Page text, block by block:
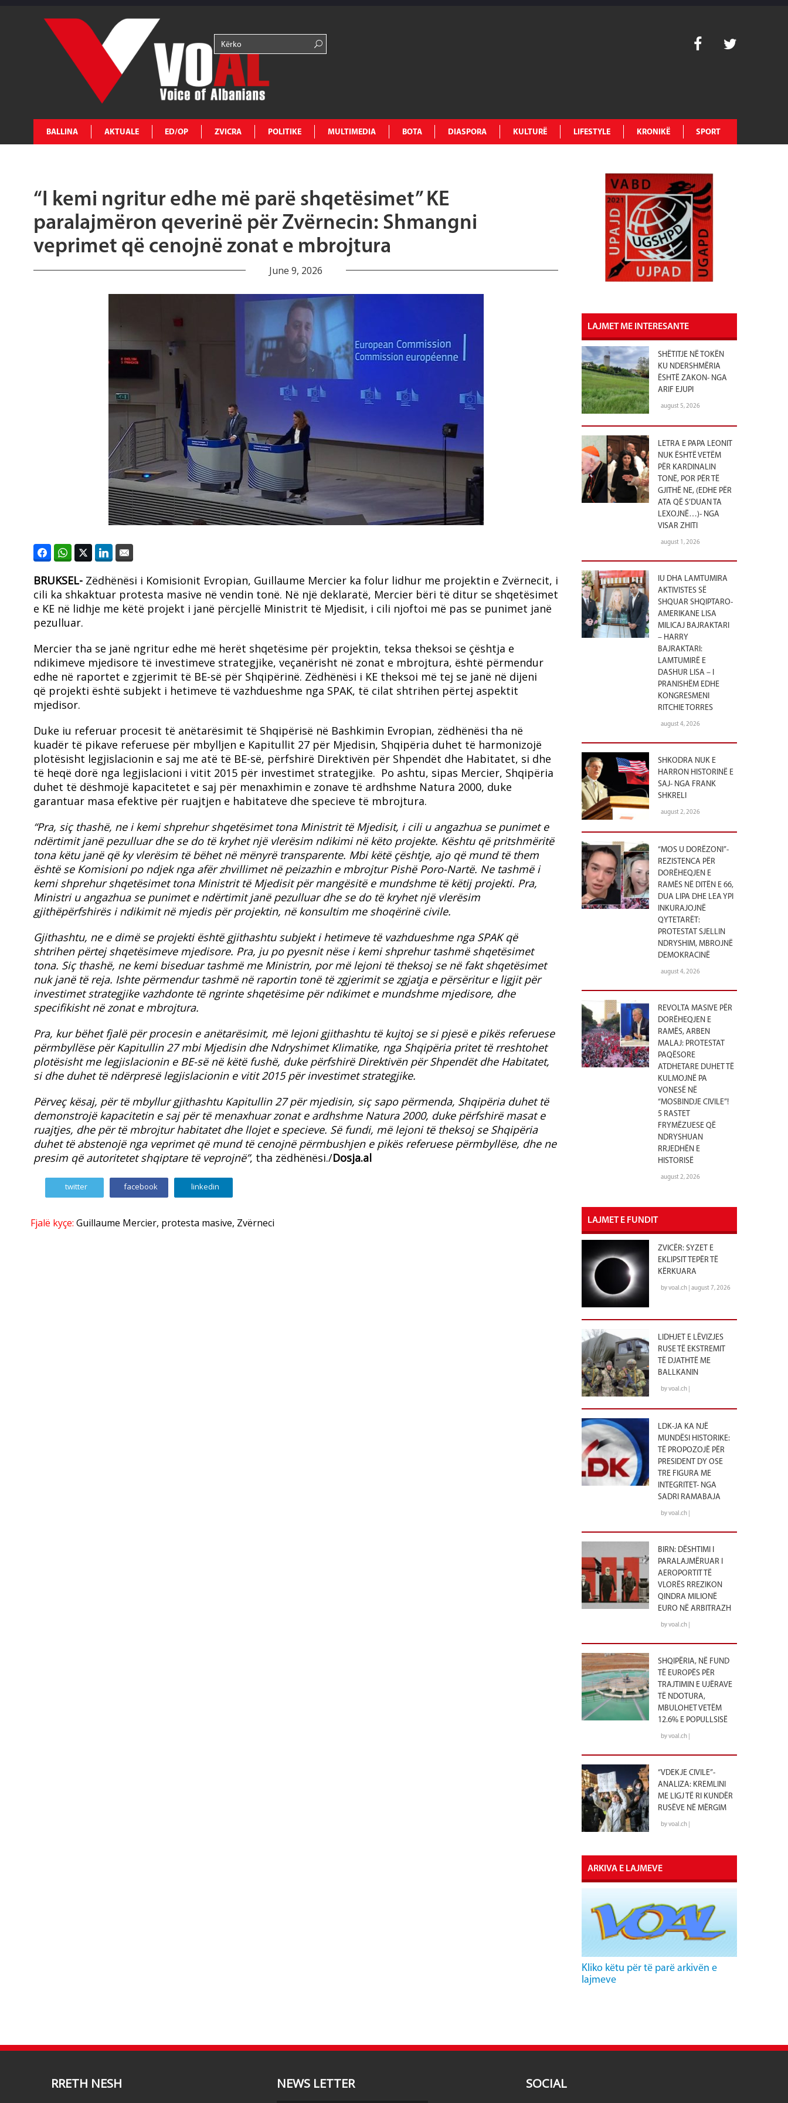
BALLINA AKTUALE ED/OP ZVICRA POLITIKE MULTIMEDIA BOTA DIASPORA KULTURË LIFESTYLE KRONIKË SPORT
“I kemi ngritur edhe më parë shqetësimet” KE
paralajmëron qeverinë për Zvërnecin: Shmangni
veprimet që cenojnë zonat e mbrojtura
June 9, 2026
BRUKSEL- Zëdhënësi i Komisionit Evropian, Guillaume Mercier ka folur lidhur me projektin e Zvërnecit, i
cili ka shkaktuar protesta masive në vendin tonë. Në një deklaratë, Mercier bëri të ditur se shqetësimet
e KE në lidhje me këtë projekt i janë përcjellë Ministrit të Mjedisit, i cili njoftoi më pas se punimet janë
pezulluar.
Mercier tha se janë ngritur edhe më herët shqetësime për projektin, teksa theksoi se çështja e
ndikimeve mjedisore të investimeve strategjike, veçanërisht në zonat e mbrojtura, është përmendur
edhe në raportet e zgjerimit të BE-së për Shqipërinë. Zëdhënësi i KE theksoi më tej se janë në dijeni
që projekti është subjekt i hetimeve të vazhdueshme nga SPAK, të cilat shtrihen përtej aspektit
mjedisor.
Duke iu referuar procesit të anëtarësimit të Shqipërisë në Bashkimin Evropian, zëdhënësi tha në
kuadër të pikave referuese për mbylljen e Kapitullit 27 për Mjedisin, Shqipëria duhet të harmonizojë
plotësisht legjislacionin e saj me atë të BE-së, përfshirë Direktivën për Shpendët dhe Habitatet, si dhe
të heqë dorë nga legjislacioni i vitit 2015 për investimet strategjike. Po ashtu, sipas Mercier, Shqipëria
duhet të dëshmojë kapacitetet e saj për menaxhimin e zonave të ardhshme Natura 2000, duke
garantuar masa efektive për ruajtjen e habitateve dhe specieve të mbrojtura.
“Pra, siç thashë, ne i kemi shprehur shqetësimet tona Ministrit të Mjedisit, i cili u angazhua se punimet e
ndërtimit janë pezulluar dhe se do të kryhet një vlerësim ndikimi në këto projekte. Kështu që pritshmëritë
tona këtu janë që ky vlerësim të bëhet në mënyrë transparente. ​Mbi këtë çështje, ajo që mund të them
është se Komisioni po ndjek nga afër zhvillimet në peizazhin e mbrojtur Pishë Poro-Nartë. Ne tashmë i
kemi shprehur shqetësimet tona Ministrit të Mjedisit për mangësitë e mundshme të këtij projekti. Pra,
Ministri u angazhua se punimet e ndërtimit janë pezulluar dhe se do të kryhet një vlerësim
gjithëpërfshirës i ndikimit në mjedis për projektin, në konsultim me shoqërinë civile.
​Gjithashtu, ne e dimë se projekti është gjithashtu subjekt i hetimeve të vazhdueshme nga SPAK që
shtrihen përtej shqetësimeve mjedisore. Pra, ju po pyesnit nëse i kemi shprehur tashmë shqetësimet
tona. Siç thashë, ne kemi biseduar tashmë me Ministrin, por më lejoni të theksoj se në fakt shqetësimet
nuk janë të reja. Ishte përmendur tashmë në raportin tonë të zgjerimit se zgjatja e përsëritur e ligjit për
investimet strategjike vazhdonte të ngrinte shqetësime për ndikimet e mundshme mjedisore, dhe
specifikisht në zonat e mbrojtura.
​Pra, kur bëhet fjalë për procesin e anëtarësimit, më lejoni gjithashtu të kujtoj se si pjesë e pikës referuese
përmbyllëse për Kapitullin 27 mbi Mjedisin dhe Ndryshimet Klimatike, nga Shqipëria pritet të rreshtohet
plotësisht me legjislacionin e BE-së në këtë fushë, duke përfshirë Direktivën për Shpendët dhe Habitatet,
si dhe duhet të ndërpresë legjislacionin e vitit 2015 për investimet strategjike.
​Përveç kësaj, për të mbyllur gjithashtu Kapitullin 27 për mjedisin, siç sapo përmenda, Shqipëria duhet të
demonstrojë kapacitetin e saj për të menaxhuar zonat e ardhshme Natura 2000, duke përfshirë masat e
ruajtjes, dhe për të mbrojtur habitatet dhe llojet e specieve. Së fundi, më lejoni të theksoj se Shqipëria
duhet të abstenojë nga veprimet që mund të cenojnë përmbushjen e pikës referuese përmbyllëse, dhe ne
presim që autoritetet shqiptare të veprojnë”, tha zëdhënësi./Dosja.al
twitter facebook linkedin
Fjalë kyçe: Guillaume Mercier, protesta masive, Zvërneci
LAJMET ME INTERESANTE
SHËTITJE NË TOKËN
KU NDERSHMËRIA
ËSHTË ZAKON- NGA
ARIF EJUPI
august 5, 2026
LETRA E PAPA LEONIT
NUK ËSHTË VETËM
PËR KARDINALIN
TONË, POR PËR TË
GJITHË NE, (EDHE PËR
ATA QË S’DUAN TA
LEXOJNË…)- NGA
VISAR ZHITI
august 1, 2026
IU DHA LAMTUMIRA
AKTIVISTES SË
SHQUAR SHQIPTARO-
AMERIKANE LISA
MILICAJ BAJRAKTARI
– HARRY
BAJRAKTARI:
LAMTUMIRË E
DASHUR LISA – I
PRANISHËM EDHE
KONGRESMENI
RITCHIE TORRES
august 4, 2026
SHKODRA NUK E
HARRON HISTORINË E
SAJ- NGA FRANK
SHKRELI
august 2, 2026
“MOS U DORËZONI”-
REZISTENCA PËR
DORËHEQJEN E
RAMËS NË DITËN E 66,
DUA LIPA DHE LEA YPI
INKURAJOJNË
QYTETARËT:
PROTESTAT SJELLIN
NDRYSHIM, MBROJNË
DEMOKRACINË
august 4, 2026
REVOLTA MASIVE PËR
DORËHEQJEN E
RAMËS, ARBEN
MALAJ: PROTESTAT
PAQËSORE
ATDHETARE DUHET TË
KULMOJNË PA
VONESË NË
“MOSBINDJE CIVILE”!
5 RASTET
FRYMËZUESE QË
NDRYSHUAN
RRJEDHËN E
HISTORISË
august 2, 2026
LAJMET E FUNDIT
ZVICËR: SYZET E
EKLIPSIT TEPËR TË
KËRKUARA
by voal.ch | august 7, 2026
LIDHJET E LËVIZJES
RUSE TË EKSTREMIT
TË DJATHTË ME
BALLKANIN
by voal.ch |
LDK-JA KA NJË
MUNDËSI HISTORIKE:
TË PROPOZOJË PËR
PRESIDENT DY OSE
TRE FIGURA ME
INTEGRITET- NGA
SADRI RAMABAJA
by voal.ch |
BIRN: DËSHTIMI I
PARALAJMËRUAR I
AEROPORTIT TË
VLORËS RREZIKON
QINDRA MILIONË
EURO NË ARBITRAZH
by voal.ch |
SHQIPËRIA, NË FUND
TË EUROPËS PËR
TRAJTIMIN E UJËRAVE
TË NDOTURA,
MBULOHET VETËM
12.6% E POPULLSISË
by voal.ch |
“VDEKJE CIVILE”-
ANALIZA: KREMLINI
ME LIGJ TË RI KUNDËR
RUSËVE NË MËRGIM
by voal.ch |
ARKIVA E LAJMEVE
Kliko këtu për të parë arkivën e
lajmeve
RRETH NESH NEWS LETTER SOCIAL